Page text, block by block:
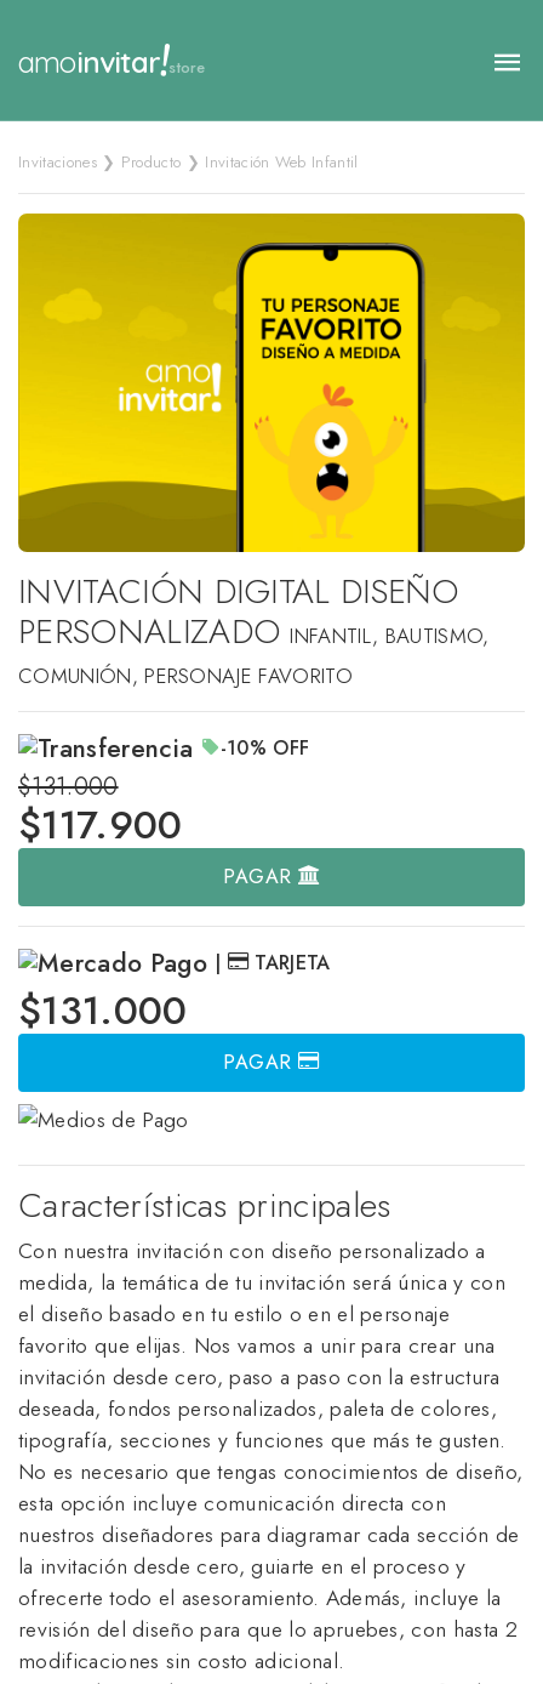
amoinvitar!store
Invitaciones ❯ Producto ❯ Invitación Web Infantil
INVITACIÓN DIGITAL DISEÑO
PERSONALIZADOINFANTIL, BAUTISMO,
COMUNIÓN, PERSONAJE FAVORITO
-10% OFF
$131.000
$117.900
PAGAR
| TARJETA
$131.000
PAGAR
Características principales
Con nuestra invitación con diseño personalizado a
medida, la temática de tu invitación será única y con
el diseño basado en tu estilo o en el personaje
favorito que elijas. Nos vamos a unir para crear una
invitación desde cero, paso a paso con la estructura
deseada, fondos personalizados, paleta de colores,
tipografía, secciones y funciones que más te gusten.
No es necesario que tengas conocimientos de diseño,
esta opción incluye comunicación directa con
nuestros diseñadores para diagramar cada sección de
la invitación desde cero, guiarte en el proceso y
ofrecerte todo el asesoramiento. Además, incluye la
revisión del diseño para que lo apruebes, con hasta 2
modificaciones sin costo adicional.